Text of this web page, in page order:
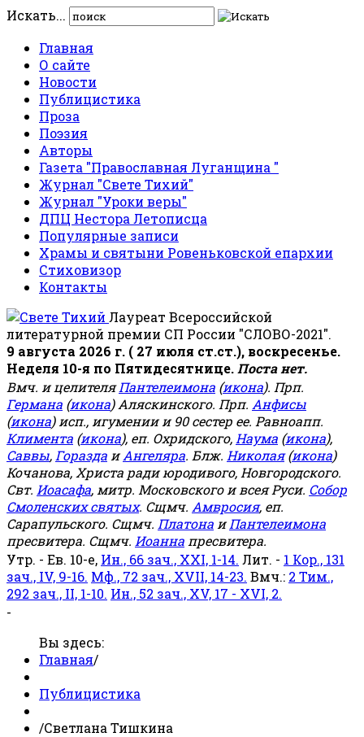
Искать...
Главная
О сайте
Новости
Публицистика
Проза
Поэзия
Авторы
Газета "Православная Луганщина "
Журнал "Свете Тихий"
Журнал "Уроки веры"
ДПЦ Нестора Летописца
Популярные записи
Храмы и святыни Ровеньковской епархии
Стиховизор
Контакты
Лауреат Всероссийской
литературной премии СП России "СЛОВО-2021".
9 августа 2026 г. ( 27 июля ст.ст.), воскресенье.
Неделя 10-я по Пятидесятнице. Поста нет.
Вмч. и целителяПантелеимона (икона). Прп.
Германа (икона) Аляскинского. Прп. Анфисы
(икона) исп., игумении и 90 сестер ее. Равноапп.
Климента (икона), еп. Охридского, Наума (икона),
Саввы, Горазда иАнгеляра. Блж. Николая(икона)
Кочанова, Христа ради юродивого, Новгородского.
Свт. Иоасафа, митр. Московского и всея Руси. Собор
Смоленских святых. Сщмч. Амвросия, еп.
Сарапульского. Сщмч. Платона иПантелеимона
пресвитера. Сщмч. Иоанна пресвитера.
Утр. - Ев. 10-е, Ин., 66 зач., XXI, 1-14. Лит. - 1 Кор., 131
зач., IV, 9-16. Мф., 72 зач., XVII, 14-23. Вмч.: 2 Тим.,
292 зач., II, 1-10. Ин., 52 зач., XV, 17 - XVI, 2.
-
Вы здесь:
Главная/
Публицистика
/Светлана Тишкина